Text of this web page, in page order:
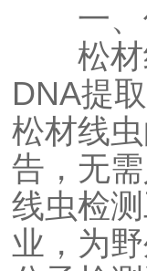
一、
松材线
DNA提
松材线
告，无
线虫检
业，为